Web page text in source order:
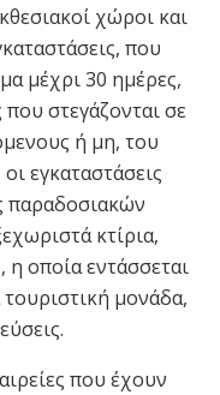
χώροι και
που
μέχρι 30 ημέρες,
που στεγάζονται σε
ή μη, του
εγκαταστάσεις
παραδοσιακών
κτίρια,
η οποία εντάσσεται
μονάδα,
που έχουν